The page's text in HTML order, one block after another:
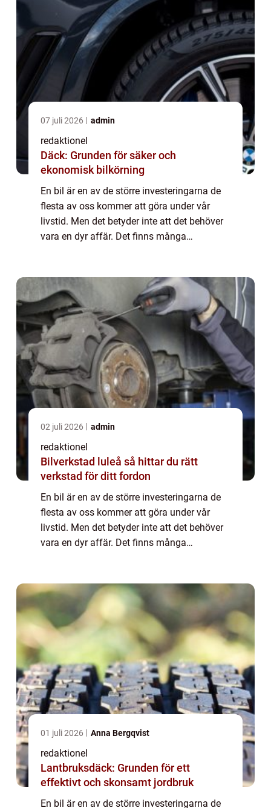
07 juli 2026 admin
redaktionel
Däck: Grunden för säker och
ekonomisk bilkörning
En bil är en av de större investeringarna de
flesta av oss kommer att göra under vår
livstid. Men det betyder inte att det behöver
vara en dyr affär. Det finns många
02 juli 2026 admin
redaktionel
Bilverkstad luleå så hittar du rätt
verkstad för ditt fordon
En bil är en av de större investeringarna de
flesta av oss kommer att göra under vår
livstid. Men det betyder inte att det behöver
vara en dyr affär. Det finns många
01 juli 2026 Anna Bergqvist
redaktionel
Lantbruksdäck: Grunden för ett
effektivt och skonsamt jordbruk
En bil är en av de större investeringarna de